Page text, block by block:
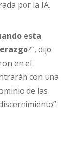
por la IA,
esta
?”, dijo
en el
con una
de las